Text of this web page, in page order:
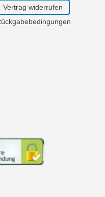
Vertrag widerrufen